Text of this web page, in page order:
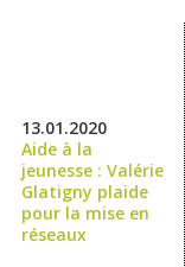
13.01.2020
Aide à la
jeunesse : Valérie
Glatigny plaide
pour la mise en
réseaux